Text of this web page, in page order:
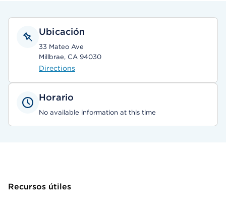
Ubicación
33 Mateo Ave
Millbrae, CA 94030
Directions
Horario
No available information at this time
Recursos útiles